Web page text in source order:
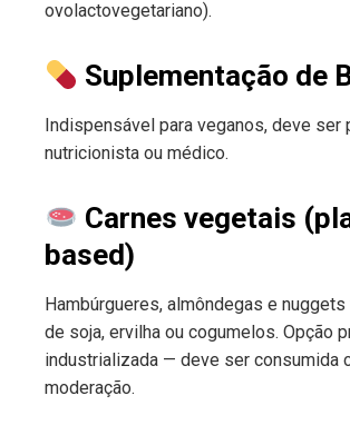
ovolactovegetariano).
Suplementação de
Indispensável para veganos, deve ser
nutricionista ou médico.
Carnes vegetais
based)
Hambúrgueres, almôndegas e
de soja, ervilha ou cogumelos. Opção
industrializada — deve ser consumida
moderação.